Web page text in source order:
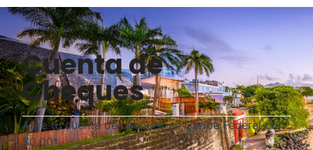
Cuenta de
Cheques
Abre tu cuenta de cheques en Caribe Federal con
$0.00*.